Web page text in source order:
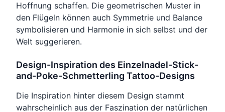
Hoffnung schaffen. Die geometrischen Muster in
den Flügeln können auch Symmetrie und Balance
symbolisieren und Harmonie in sich selbst und der
Welt suggerieren.
Design-Inspiration des Einzelnadel-Stick-
and-Poke-Schmetterling Tattoo-Designs
Die Inspiration hinter diesem Design stammt
wahrscheinlich aus der Faszination der natürlichen